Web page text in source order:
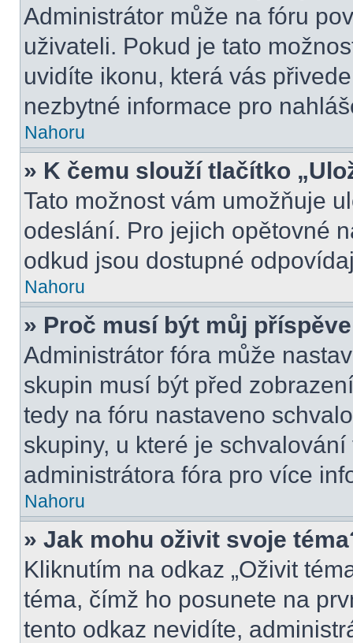
Administrátor může na fóru
uživateli. Pokud je tato
uvidíte ikonu, která vás
nezbytné informace pro
Nahoru
» K čemu slouží tlačítko
Tato možnost vám umožňuje
odeslání. Pro jejich opětovné
odkud jsou dostupné
Nahoru
» Proč musí být můj
Administrátor fóra může
skupin musí být před
tedy na fóru nastaveno
skupiny, u které je
administrátora fóra pro více
Nahoru
» Jak mohu oživit svoje
Kliknutím na odkaz „Oživit
téma, čímž ho posunete na
tento odkaz nevidíte,